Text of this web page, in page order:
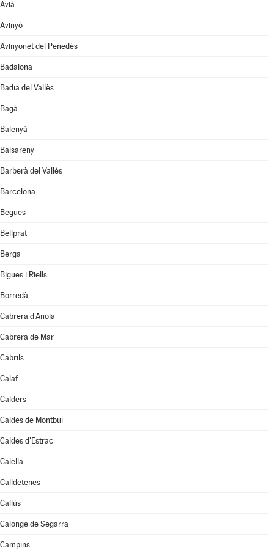
Avià
Avinyó
Avinyonet del Penedès
Badalona
Badia del Vallès
Bagà
Balenyà
Balsareny
Barberà del Vallès
Barcelona
Begues
Bellprat
Berga
Bigues i Riells
Borredà
Cabrera d'Anoia
Cabrera de Mar
Cabrils
Calaf
Calders
Caldes de Montbui
Caldes d'Estrac
Calella
Calldetenes
Callús
Calonge de Segarra
Campins